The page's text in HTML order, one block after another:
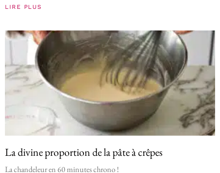
LIRE PLUS
La divine proportion de la pâte à crêpes
La chandeleur en 60 minutes chrono !